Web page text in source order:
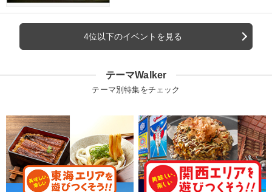
4位以下のイベントを見る
テーマWalker
テーマ別特集をチェック